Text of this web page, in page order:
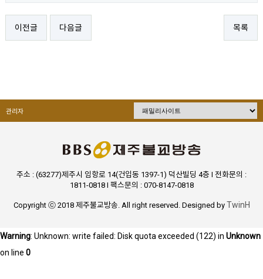
이전글 다음글 목록
관리자
주소 : (63277)제주시 임항로 14(건입동 1397-1) 덕산빌딩 4층 I 전화문의 :
1811-0818 I 팩스문의 : 070-8147-0818
Copyright ⓒ 2018 제주불교방송. All right reserved. Designed by TwinH
Warning: Unknown: write failed: Disk quota exceeded (122) in Unknown
on line 0